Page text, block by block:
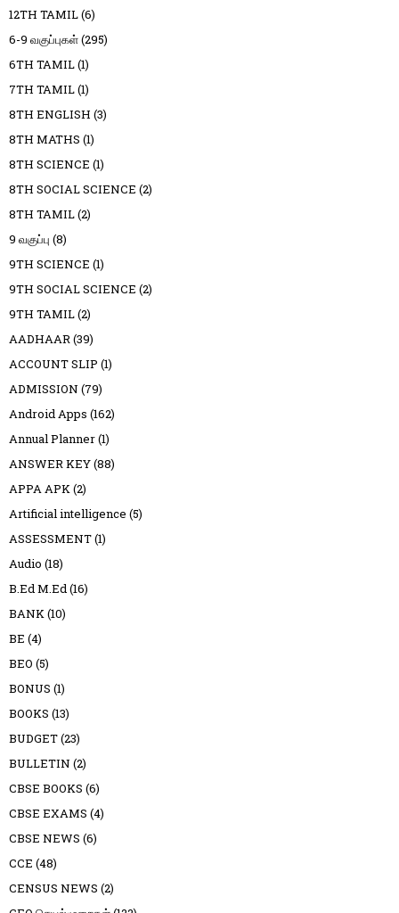
12TH TAMIL(6)
6-9 வகுப்புகள்(295)
6TH TAMIL(1)
7TH TAMIL(1)
8TH ENGLISH (3)
8TH MATHS (1)
8TH SCIENCE (1)
8TH SOCIAL SCIENCE (2)
8TH TAMIL(2)
9 வகுப்பு (8)
9TH SCIENCE (1)
9TH SOCIAL SCIENCE (2)
9TH TAMIL(2)
AADHAAR(39)
ACCOUNT SLIP (1)
ADMISSION (79)
Android Apps (162)
Annual Planner(1)
ANSWER KEY(88)
APPA APK(2)
Artificial intelligence (5)
ASSESSMENT(1)
Audio (18)
B.Ed M.Ed(16)
BANK(10)
BE (4)
BEO (5)
BONUS (1)
BOOKS (13)
BUDGET(23)
BULLETIN (2)
CBSE BOOKS (6)
CBSE EXAMS (4)
CBSE NEWS (6)
CCE (48)
CENSUS NEWS (2)